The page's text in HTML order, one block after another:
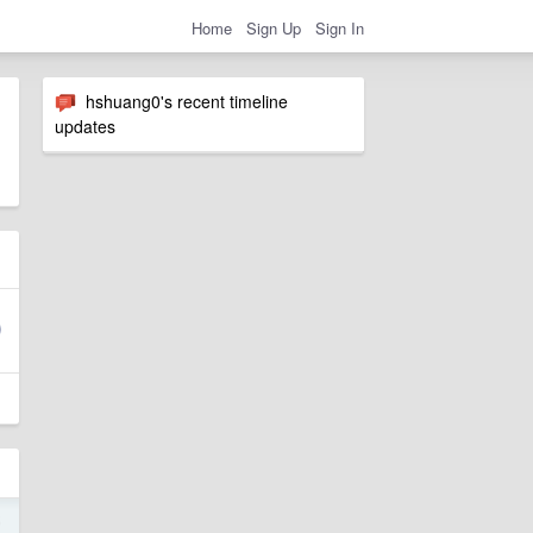
Home Sign Up Sign In
hshuang0's recent timeline
updates